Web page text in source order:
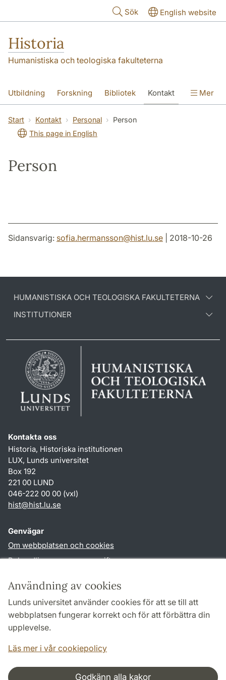
Användning av cookies
Lunds universitet använder cookies för att se till att
webbplatsen fungerar korrekt och för att förbättra din
upplevelse.
Läs mer i vår cookiepolicy
Godkänn alla kakor
Sök English website
Historia
Humanistiska och teologiska fakulteterna
Utbildning Forskning Bibliotek Kontakt
Om oss
Mer
Start Kontakt Personal
Person
This page in English
Person
Sidansvarig: sofia.hermansson@hist.lu.se | 2018-10-26
HUMANISTISKA OCH TEOLOGISKA FAKULTETERNA
INSTITUTIONER
Kontakta oss
Historia, Historiska institutionen
LUX, Lunds universitet
Box 192
221 00 LUND
046-222 00 00 (vxl)
hist@hist.lu.se
Genvägar
Om webbplatsen och cookies
Behandling av personuppgifter
TYPO3-login
Följ oss i sociala medier